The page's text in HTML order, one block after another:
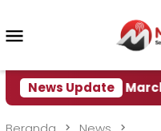
konten
News Update
World Marching